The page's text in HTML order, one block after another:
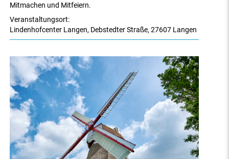
Veranstaltungsort:
Lindenhofcenter Langen, Debstedter Straße,27607 Langen
Mitmachen und Mitfeiern.